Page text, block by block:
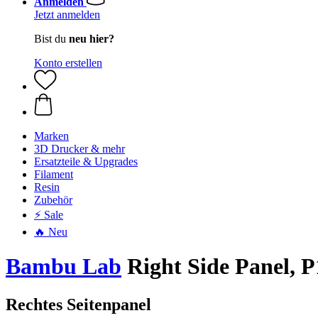
Jetzt anmelden
Bist du neu hier?
Konto erstellen
Marken
3D Drucker & mehr
Ersatzteile & Upgrades
Filament
Resin
Zubehör
⚡ Sale
🔥 Neu
Bambu Lab Right Side Panel,
Rechtes Seitenpanel